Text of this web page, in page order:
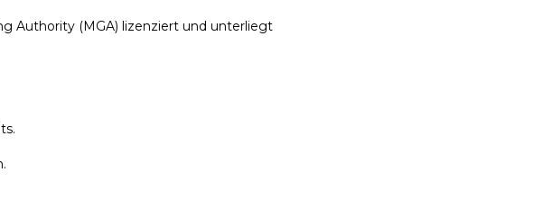
Authority (MGA) lizenziert und unterliegt